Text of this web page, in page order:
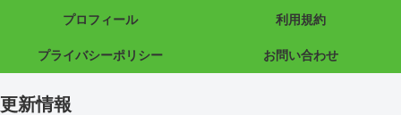
プロフィール 利用規約
プライバシーポリシー お問い合わせ
更新情報